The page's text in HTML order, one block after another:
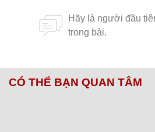
CÓ THỂ BẠN QUAN TÂM